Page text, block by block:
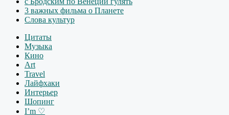
3 важных фильма о Планете
Слова культур
Цитаты
Музыка
Кино
Art
Travel
Лайфхаки
Интерьер
Шопинг
I’m ♡